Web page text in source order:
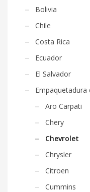
Bolivia
Chile
Costa Rica
Ecuador
El Salvador
Empaquetadura
Aro Carpati
Chery
Chevrolet
Chrysler
Citroen
Cummins